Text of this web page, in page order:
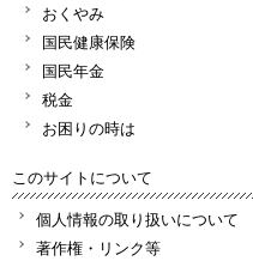
おくやみ
国民健康保険
国民年金
税金
お困りの時は
このサイトについて
個人情報の取り扱いについて
著作権・リンク等